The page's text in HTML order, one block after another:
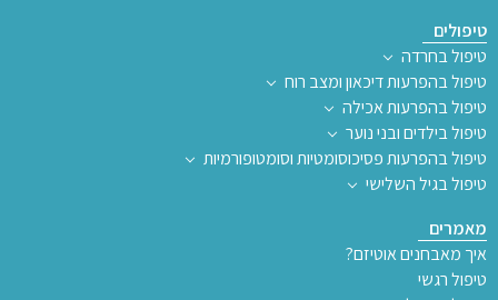
טיפולים
טיפול בחרדה
טיפול בהפרעות דיכאון ומצב רוח
טיפול בהפרעות אכילה
טיפול בילדים ובני נוער
טיפול בהפרעות פסיכוסומטיות וסומטופורמיות
טיפול בגיל השלישי
מאמרים
איך מאבחנים אוטיזם?
טיפול רגשי